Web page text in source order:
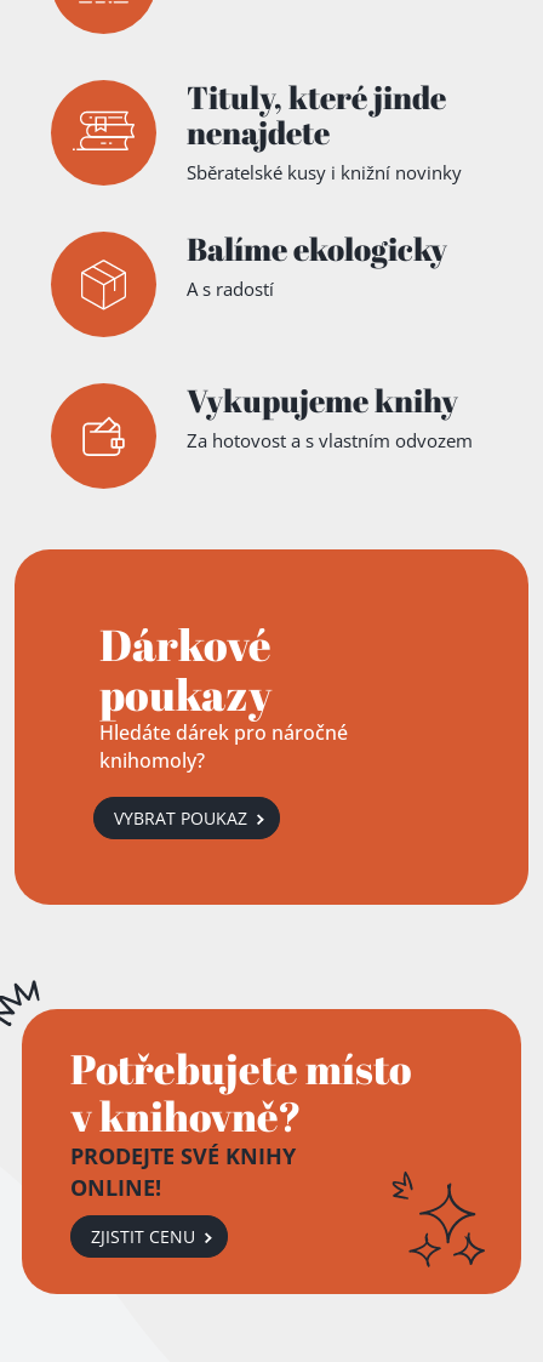
Tituly,které jinde
nenajdete
Sběratelské kusy i knižní novinky
Balíme ekologicky
A s radostí
Vykupujeme knihy
Za hotovost a s vlastním odvozem
Dárkové
poukazy
Hledáte dárek pro náročné
knihomoly?
VYBRAT POUKAZ
Potřebujete místo
v knihovně?
PRODEJTE SVÉ KNIHY
ONLINE!
ZJISTIT CENU